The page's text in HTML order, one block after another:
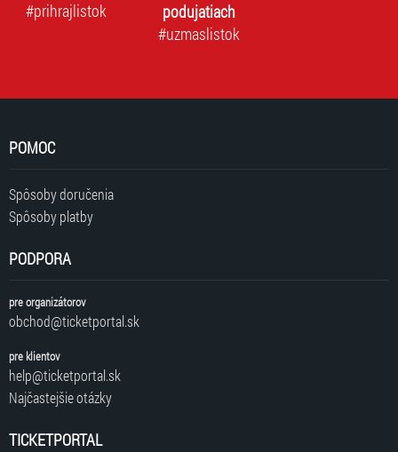
#prihrajlistok
podujatiach
#uzmaslistok
POMOC
Spôsoby doručenia
Spôsoby platby
PODPORA
pre organizátorov
obchod@ticketportal.sk
pre klientov
help@ticketportal.sk
Najčastejšie otázky
TICKETPORTAL